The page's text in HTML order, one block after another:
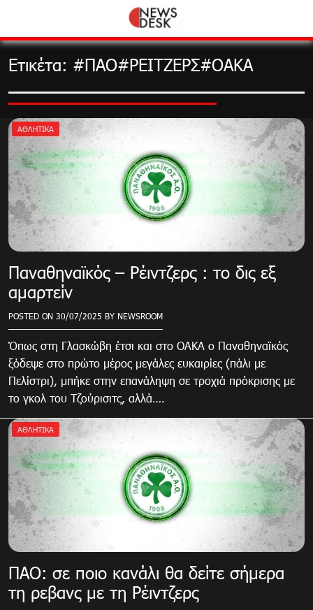
content
Ετικέτα: #ΠΑΟ#ΡΕΙΤΖΕΡΣ#ΟΑΚΑ
ΑΘΛΗΤΙΚΑ
Παναθηναϊκός – Ρέιντζερς : το δις εξ
αμαρτείν
POSTED ON 30/07/2025 BY NEWSROOM
Όπως στη Γλασκώβη έτσι και στο ΟΑΚΑ ο Παναθηναϊκός
ξόδεψε στο πρώτο μέρος μεγάλες ευκαιρίες (πάλι με
Πελίστρι), μπήκε στην επανάληψη σε τροχιά πρόκρισης με
το γκολ του Τζούρισιτς, αλλά….
ΑΘΛΗΤΙΚΑ
ΠΑΟ: σε ποιο κανάλι θα δείτε σήμερα
τη ρεβανς με τη Ρέιντζερς